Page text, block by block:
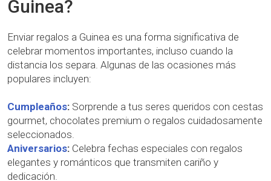
Guinea?
Enviar regalos a Guinea es una forma significativa de
celebrar momentos importantes, incluso cuando la
distancia los separa. Algunas de las ocasiones más
populares incluyen:
Cumpleaños: Sorprende a tus seres queridos con cestas
gourmet, chocolates premium o regalos cuidadosamente
seleccionados.
Aniversarios: Celebra fechas especiales con regalos
elegantes y románticos que transmiten cariño y
dedicación.